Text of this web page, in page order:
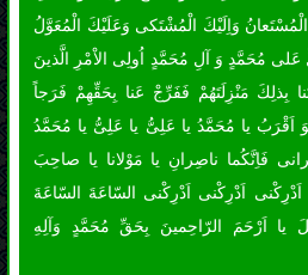
اَدْرِكْنى اَدْرِكْنى السّاعَةَ السّاعَةَ
يا اَرْحَمَ الرّاحِمينَ بِحَقِّ مُحَمَّدٍ وَآلِهِ
فرهنگی 140432